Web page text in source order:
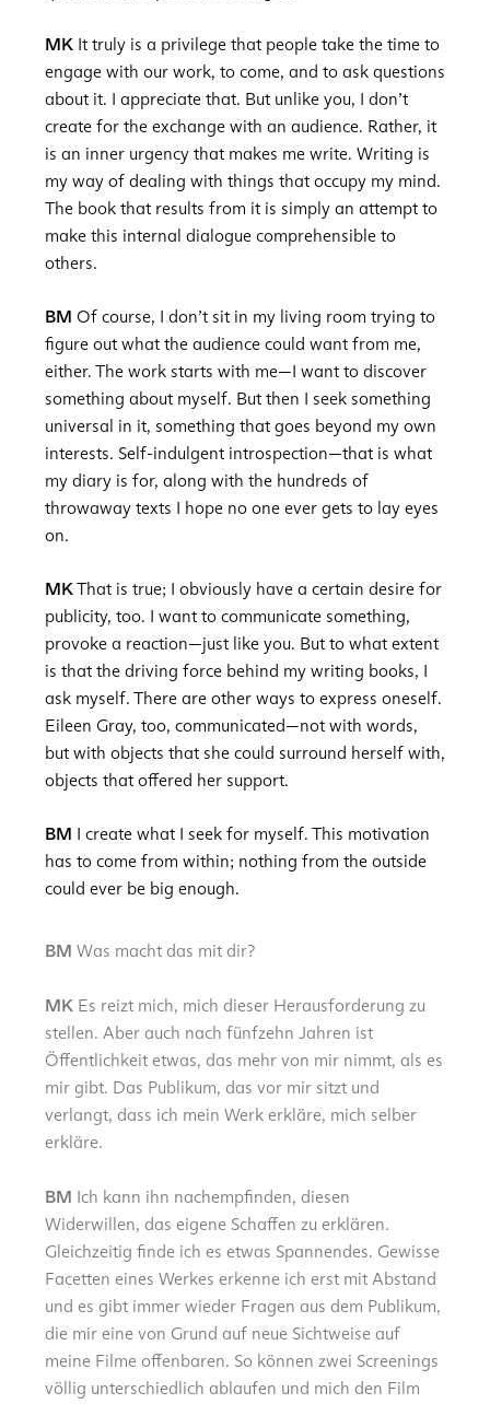
MK It truly is a privilege that people take the time to
engage with our work, to come, and to ask questions
about it. I appreciate that. But unlike you, I don’t
create for the exchange with an audience. Rather, it
is an inner urgency that makes me write. Writing is
my way of dealing with things that occupy my mind.
The book that results from it is simply an attempt to
make this internal dialogue comprehensible to
others.
BM Of course, I don’t sit in my living room trying to
figure out what the audience could want from me,
either. The work starts with me—I want to discover
something about myself. But then I seek something
universal in it, something that goes beyond my own
interests. Self-indulgent introspection—that is what
my diary is for, along with the hundreds of
throwaway texts I hope no one ever gets to lay eyes
on.
MKThat is true; I obviously have a certain desire for
publicity, too. I want to communicate something,
provoke a reaction—just like you. But to what extent
is that the driving force behind my writing books, I
ask myself. There are other ways to express oneself.
Eileen Gray, too, communicated—not with words,
but with objects that she could surround herself with,
objects that offered her support.
BM I create what I seek for myself. This motivation
has to come from within; nothing from the outside
could ever be big enough.
BM Was macht das mit dir?
MK Es reizt mich, mich dieser Herausforderung zu
stellen. Aber auch nach fünfzehn Jahren ist
Öffentlichkeit etwas, das mehr von mir nimmt, als es
mir gibt. Das Publikum, das vor mir sitzt und
verlangt, dass ich mein Werk erkläre, mich selber
erkläre.
BM Ich kann ihn nachempfinden, diesen
Widerwillen, das eigene Schaffen zu erklären.
Gleichzeitig finde ich es etwas Spannendes. Gewisse
Facetten eines Werkes erkenne ich erst mit Abstand
und es gibt immer wieder Fragen aus dem Publikum,
die mir eine von Grund auf neue Sichtweise auf
meine Filme offenbaren. So können zwei Screenings
völlig unterschiedlich ablaufen und mich den Film